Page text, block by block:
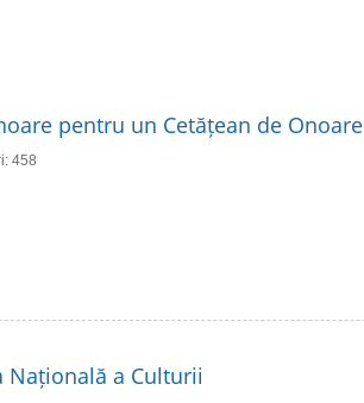
pentru un Cetățean de Onoare
458
Națională a Culturii